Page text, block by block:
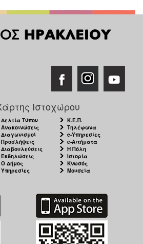
Ιστοχώρου
Δελτία Τύπου
Ανακοινώσεις
Διαγωνισμοί
Προσλήψεις
Διαβουλεύσεις
Εκδηλώσεις
Ο Δήμος
Υπηρεσίες
Κ.Ε.Π.
Τηλέφωνα
e-Υπηρεσίες
e-Αιτήματα
Η Πόλη
Ιστορία
Κνωσός
Μουσεία